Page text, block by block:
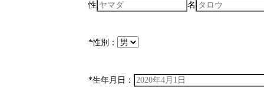
性 名
*性別：
*生年月日：